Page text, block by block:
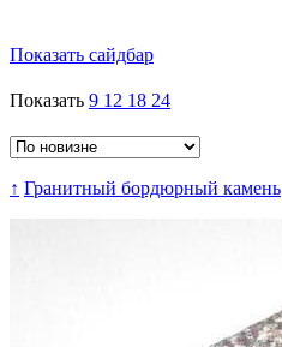
Показать сайдбар
Показать 9 12 18 24
↑ Гранитный бордюрный камень